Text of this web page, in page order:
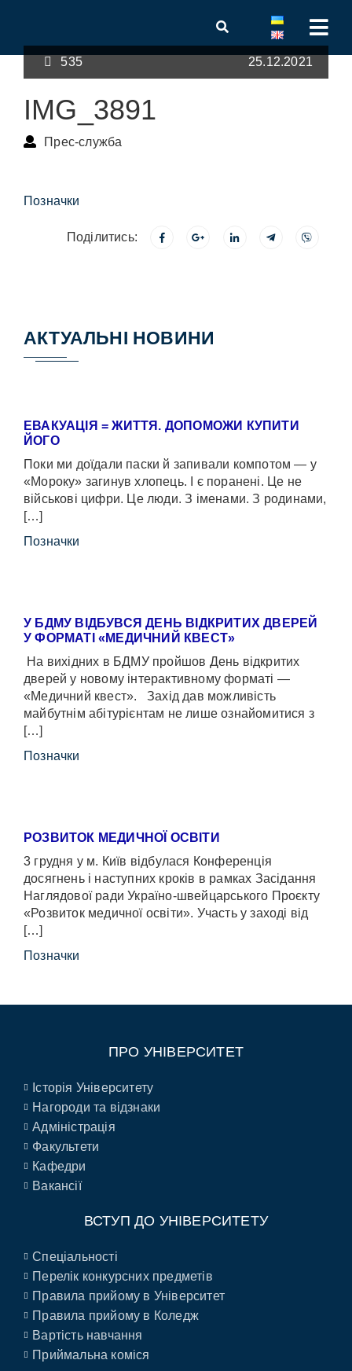
535 25.12.2021
IMG_3891
Прес-служба
Позначки
Поділитись:
АКТУАЛЬНІ НОВИНИ
ЕВАКУАЦІЯ = ЖИТТЯ. ДОПОМОЖИ КУПИТИ
ЙОГО
Поки ми доїдали паски й запивали компотом — у
«Мороку» загинув хлопець. І є поранені. Це не
військові цифри. Це люди. З іменами. З родинами,
[…]
Позначки
У БДМУ ВІДБУВСЯ ДЕНЬ ВІДКРИТИХ ДВЕРЕЙ
У ФОРМАТІ «МЕДИЧНИЙ КВЕСТ»
На вихідних в БДМУ пройшов День відкритих
дверей у новому інтерактивному форматі —
«Медичний квест». Захід дав можливість
майбутнім абітурієнтам не лише ознайомитися з
[…]
Позначки
РОЗВИТОК МЕДИЧНОЇ ОСВІТИ
3 грудня у м. Київ відбулася Конференція
досягнень і наступних кроків в рамках Засідання
Наглядової ради Україно-швейцарського Проєкту
«Розвиток медичної освіти». Участь у заході від
[…]
Позначки
ПРО УНІВЕРСИТЕТ
Історія Університету
Нагороди та відзнаки
Адміністрація
Факультети
Кафедри
Вакансії
ВСТУП ДО УНІВЕРСИТЕТУ
Спеціальності
Перелік конкурсних предметів
Правила прийому в Університет
Правила прийому в Коледж
Вартість навчання
Приймальна коміся